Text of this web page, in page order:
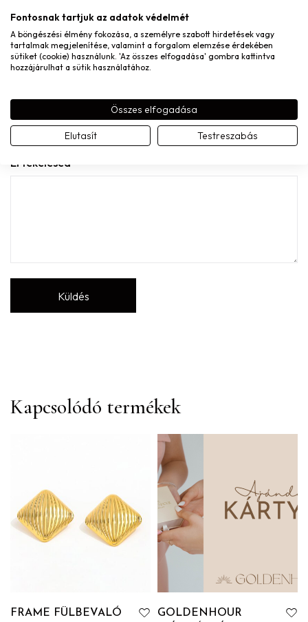
A nevem, e-mail címem, és weboldalcímem mentése a
Értékelésed
Kapcsolódó termékek
FRAME FÜLBEVALÓ
GOLDENHOUR
Fontosnak tartjuk az adatok védelmét
A böngészési élmény fokozása, a személyre szabott hirdetések vagy
tartalmak megjelenítése, valamint a forgalom elemzése érdekében
sütiket (cookie) használunk. 'Az összes elfogadása' gombra kattintva
hozzájárulhat a sütik használatához.
Összes elfogadása
Elutasít Testreszabás